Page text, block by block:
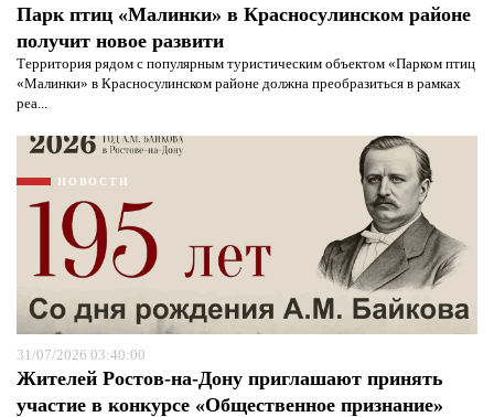
Парк птиц «Малинки» в Красносулинском районе
получит новое развити
Территория рядом с популярным туристическим объектом «Парком птиц
«Малинки» в Красносулинском районе должна преобразиться в рамках
реа...
НОВОСТИ
31/07/2026 03:40:00
Жителей Ростов-на-Дону приглашают принять
участие в конкурсе «Общественное признание»